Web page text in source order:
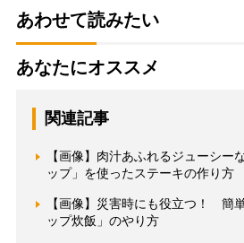
あわせて読みたい
あなたにオススメ
関連記事
【画像】肉汁あふれるジューシ
ップ」を使ったステーキの作り方
【画像】災害時にも役立つ！ 簡
ップ炊飯」のやり方